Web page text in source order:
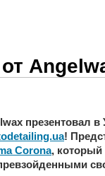
презентовал
!
Corona, который